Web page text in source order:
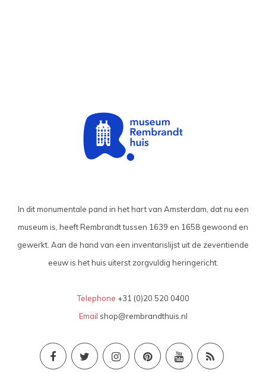
In dit monumentale pand in het hart van Amsterdam, dat nu een
museum is, heeft Rembrandt tussen 1639 en 1658 gewoond en
gewerkt. Aan de hand van een inventarislijst uit de zeventiende
eeuw is het huis uiterst zorgvuldig heringericht.
Telephone +31 (0)20 520 0400
Email shop@rembrandthuis.nl